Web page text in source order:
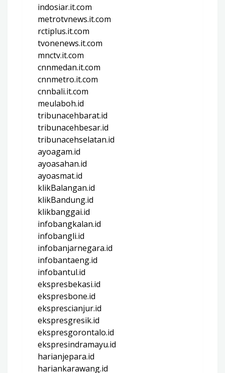
indosiar.it.com
metrotvnews.it.com
rctiplus.it.com
tvonenews.it.com
mnctv.it.com
cnnmedan.it.com
cnnmetro.it.com
cnnbali.it.com
meulaboh.id
tribunacehbarat.id
tribunacehbesar.id
tribunacehselatan.id
ayoagam.id
ayoasahan.id
ayoasmat.id
klikBalangan.id
klikBandung.id
klikbanggai.id
infobangkalan.id
infobangli.id
infobanjarnegara.id
infobantaeng.id
infobantul.id
ekspresbekasi.id
ekspresbone.id
eksprescianjur.id
ekspresgresik.id
ekspresgorontalo.id
ekspresindramayu.id
harianjepara.id
hariankarawang.id